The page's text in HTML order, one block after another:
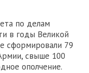
по делам
в годы Великой
сформировали 79
свыше 100
ополчение.